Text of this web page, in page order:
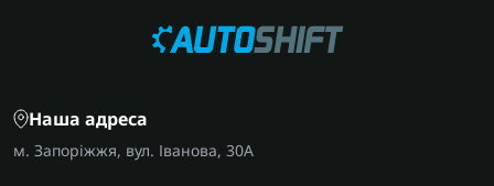
Наша адреса
м. Запоріжжя, вул. Іванова, 30А